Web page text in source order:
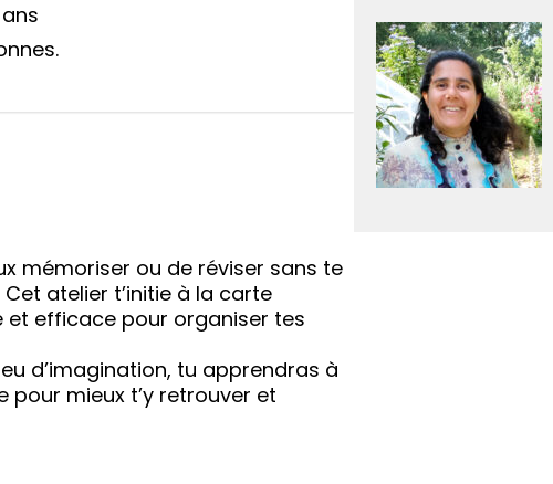
ans
mémoriser ou de réviser sans te
atelier t’initie à la carte
et efficace pour organiser tes
d’imagination, tu apprendras à
mieux t’y retrouver et